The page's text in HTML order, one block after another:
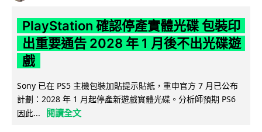
PlayStation 確認停產實體光碟 包裝印
出重要通告 2028 年 1 月後不出光碟遊
戲
Sony 已在 PS5 主機包裝加貼提示貼紙，重申官方 7 月已公布
計劃：2028 年 1 月起停產新遊戲實體光碟。分析師預期 PS6
因此...
閱讀全文